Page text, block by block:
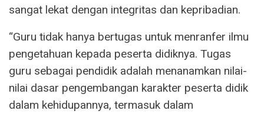
sangat lekat dengan integritas dan kepribadian.
“Guru tidak hanya bertugas untuk menranfer ilmu
pengetahuan kepada peserta didiknya. Tugas
guru sebagai pendidik adalah menanamkan nilai-
nilai dasar pengembangan karakter peserta didik
dalam kehidupannya, termasuk dalam